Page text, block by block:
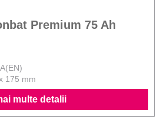
Premium 75 Ah
175 mm
multe detalii